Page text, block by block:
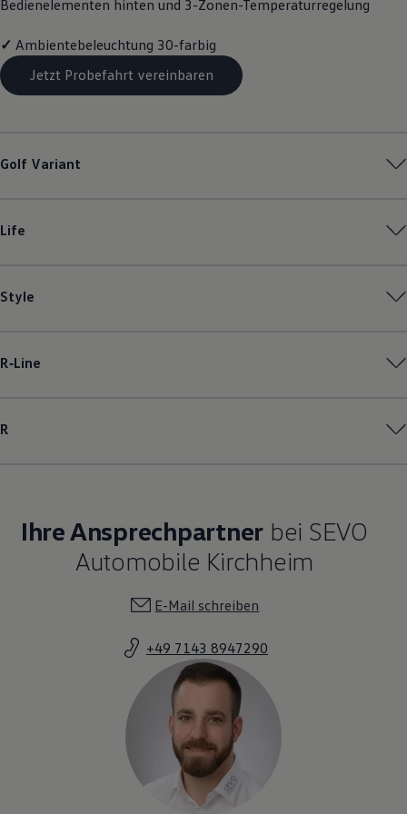
Motorenöl und Flüssigkeiten
Pannen- und Unfallhilfe
Volkswagen Teile
Zubehör
Pannen- und Unfallhilfe
Volkswagen Kundenbetreuung
Bedienelementen hinten und 3-Zonen-Temperaturregelung
✓ Ambientebeleuchtung 30-farbig
Jetzt Probefahrt vereinbaren
Golf Variant
Life
Style
R‑Line
R
Ihre Ansprechpartner bei SEVO
Automobile Kirchheim
E-Mail schreiben
+49 7143 8947290